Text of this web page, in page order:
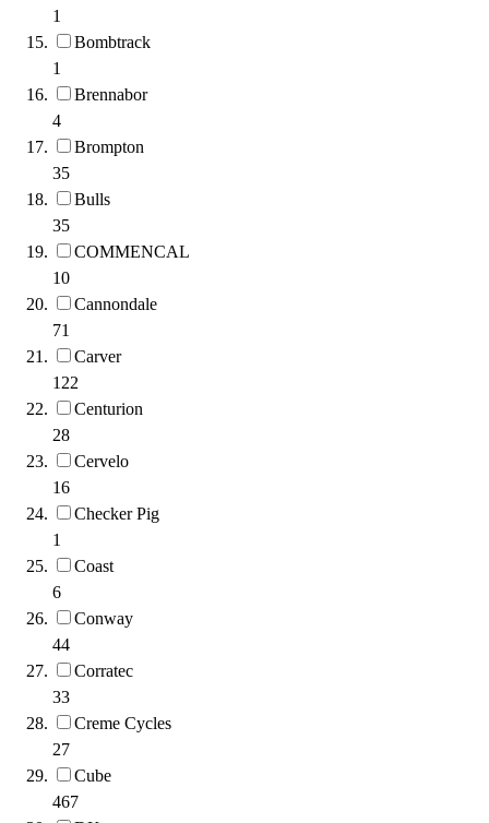
1
Bombtrack
1
Brennabor
4
Brompton
35
Bulls
35
COMMENCAL
10
Cannondale
71
Carver
122
Centurion
28
Cervelo
16
Checker Pig
1
Coast
6
Conway
44
Corratec
33
Creme Cycles
27
Cube
467